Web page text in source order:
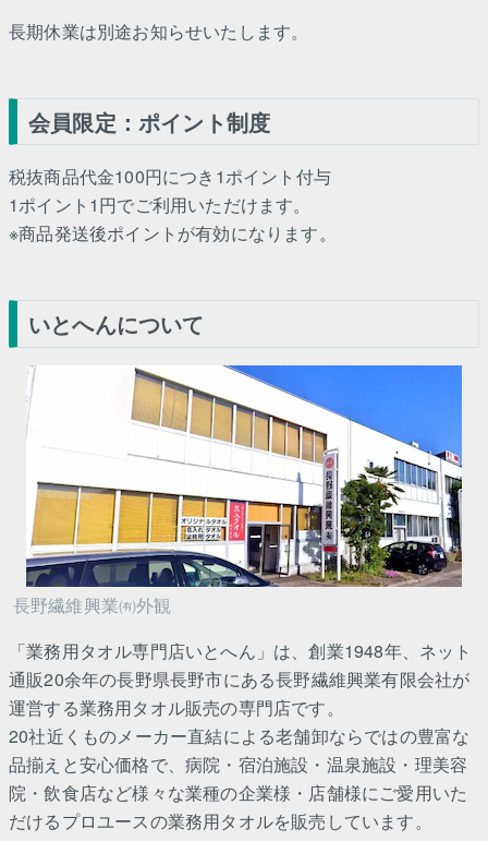
長期休業は別途お知らせいたします。
会員限定：ポイント制度
税抜商品代金100円につき1ポイント付与
1ポイント1円でご利用いただけます。
※商品発送後ポイントが有効になります。
いとへんについて
長野繊維興業㈲外観
「業務用タオル専門店いとへん」は、創業1948年、ネット
通販20余年の長野県長野市にある長野繊維興業有限会社が
運営する業務用タオル販売の専門店です。
20社近くものメーカー直結による老舗卸ならではの豊富な
品揃えと安心価格で、病院・宿泊施設・温泉施設・理美容
院・飲食店など様々な業種の企業様・店舗様にご愛用いた
だけるプロユースの業務用タオルを販売しています。